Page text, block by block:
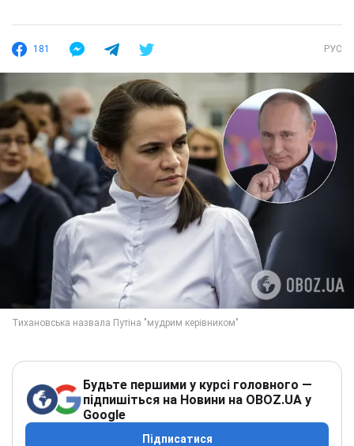
181 РУС
Будьте першими у курсі головного —
підпишіться на Новини на OBOZ.UA у
Google
Підписатися